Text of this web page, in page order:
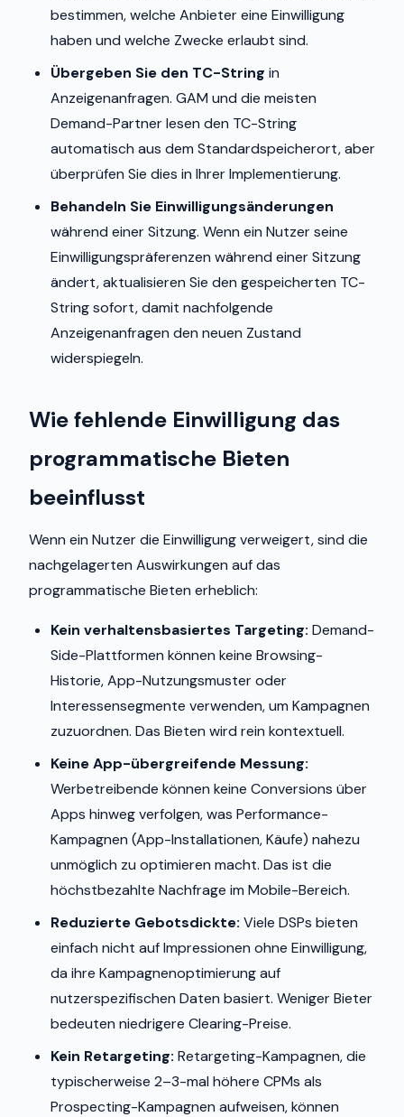
bestimmen, welche Anbieter eine Einwilligung
haben und welche Zwecke erlaubt sind.
Übergeben Sie den TC-String in
Anzeigenanfragen. GAM und die meisten
Demand-Partner lesen den TC-String
automatisch aus dem Standardspeicherort, aber
überprüfen Sie dies in Ihrer Implementierung.
Behandeln Sie Einwilligungsänderungen
während einer Sitzung. Wenn ein Nutzer seine
Einwilligungspräferenzen während einer Sitzung
ändert, aktualisieren Sie den gespeicherten TC-
String sofort, damit nachfolgende
Anzeigenanfragen den neuen Zustand
widerspiegeln.
Wie fehlende Einwilligung das
programmatische Bieten
beeinflusst
Wenn ein Nutzer die Einwilligung verweigert, sind die
nachgelagerten Auswirkungen auf das
programmatische Bieten erheblich:
Kein verhaltensbasiertes Targeting: Demand-
Side-Plattformen können keine Browsing-
Historie, App-Nutzungsmuster oder
Interessensegmente verwenden, um Kampagnen
zuzuordnen. Das Bieten wird rein kontextuell.
Keine App-übergreifende Messung:
Werbetreibende können keine Conversions über
Apps hinweg verfolgen, was Performance-
Kampagnen (App-Installationen, Käufe) nahezu
unmöglich zu optimieren macht. Das ist die
höchstbezahlte Nachfrage im Mobile-Bereich.
Reduzierte Gebotsdickte: Viele DSPs bieten
einfach nicht auf Impressionen ohne Einwilligung,
da ihre Kampagnenoptimierung auf
nutzerspezifischen Daten basiert. Weniger Bieter
bedeuten niedrigere Clearing-Preise.
Kein Retargeting: Retargeting-Kampagnen, die
typischerweise 2–3-mal höhere CPMs als
Prospecting-Kampagnen aufweisen, können